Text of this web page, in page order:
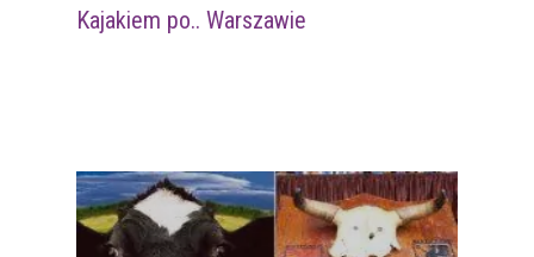
Kajakiem po.. Warszawie